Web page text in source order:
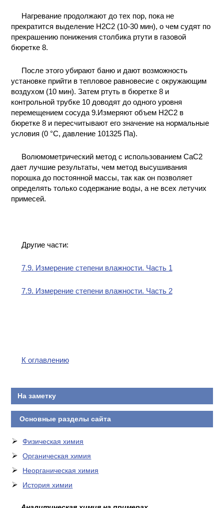
Нагревание продолжают до тех пор, пока не
прекратится выделение Н2С2 (10-30 мин), о чем судят по
прекрашению понижения столбика ртути в газовой
бюретке 8.
После этого убирают баню и дают возможность
установке прийти в тепловое равновесие с окружающим
воздухом (10 мин). Затем ртуть в бюретке 8 и
контрольной трубке 10 доводят до одного уровня
перемещением сосуда 9.Измеряют объем Н2С2 в
бюретке 8 и пересчитывают его значение на нормальные
условия (0 °С, давление 101325 Па).
Волюмометрический метод с использованием СаС2
дает лучшие результаты, чем метод высушивания
порошка до постоянной массы, так как он позволяет
определять только содержание воды, а не всех летучих
примесей.
Другие части:
7.9. Измерение степени влажности. Часть 1
7.9. Измерение степени влажности. Часть 2
К оглавлению
На заметку
Основные разделы сайта
Физическая химия
Органическая химия
Неорганическая химия
История химии